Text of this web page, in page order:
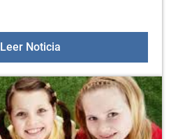
Leer NoticiaAulas +55 el 2 de junio